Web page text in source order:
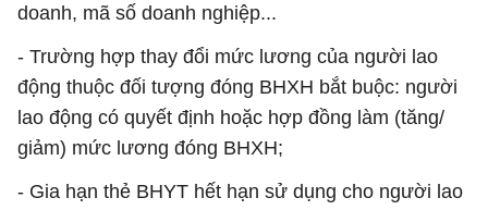
doanh, mã số doanh nghiệp...
- Trường hợp thay đổi mức lương của người lao
động thuộc đối tượng đóng BHXH bắt buộc: người
lao động có quyết định hoặc hợp đồng làm (tăng/
giảm) mức lương đóng BHXH;
- Gia hạn thẻ BHYT hết hạn sử dụng cho người lao